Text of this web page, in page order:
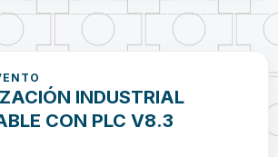
INDUSTRIAL
CON PLC V8.3